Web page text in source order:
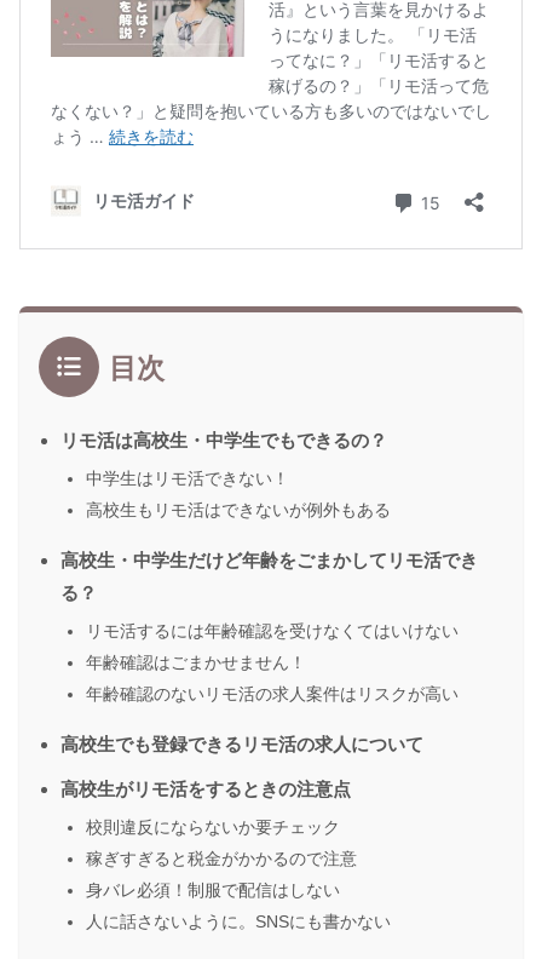
目次
リモ活は高校生・中学生でもできるの？
中学生はリモ活できない！
高校生もリモ活はできないが例外もある
高校生・中学生だけど年齢をごまかしてリモ活でき
る？
リモ活するには年齢確認を受けなくてはいけない
年齢確認はごまかせません！
年齢確認のないリモ活の求人案件はリスクが高い
高校生でも登録できるリモ活の求人について
高校生がリモ活をするときの注意点
校則違反にならないか要チェック
稼ぎすぎると税金がかかるので注意
身バレ必須！制服で配信はしない
人に話さないように。SNSにも書かない